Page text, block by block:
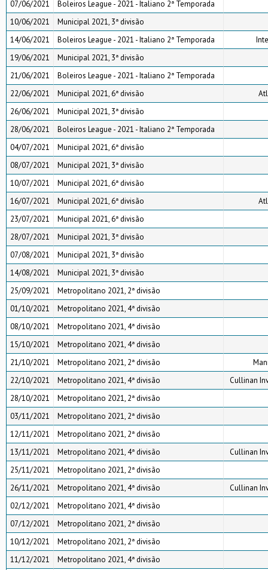
07/06/2021
Boleiros League - 2021 - Italiano 2ª Temporada
10/06/2021
Municipal 2021, 3ª divisão
14/06/2021
Boleiros League - 2021 - Italiano 2ª Temporada
19/06/2021
Municipal 2021, 3ª divisão
21/06/2021
Boleiros League - 2021 - Italiano 2ª Temporada
22/06/2021
Municipal 2021, 6ª divisão
26/06/2021
Municipal 2021, 3ª divisão
28/06/2021
Boleiros League - 2021 - Italiano 2ª Temporada
04/07/2021
Municipal 2021, 6ª divisão
08/07/2021
Municipal 2021, 3ª divisão
10/07/2021
Municipal 2021, 6ª divisão
16/07/2021
Municipal 2021, 6ª divisão
23/07/2021
Municipal 2021, 6ª divisão
28/07/2021
Municipal 2021, 3ª divisão
07/08/2021
Municipal 2021, 3ª divisão
14/08/2021
Municipal 2021, 3ª divisão
25/09/2021
Metropolitano 2021, 2ª divisão
01/10/2021
Metropolitano 2021, 4ª divisão
08/10/2021
Metropolitano 2021, 4ª divisão
15/10/2021
Metropolitano 2021, 4ª divisão
21/10/2021
Metropolitano 2021, 2ª divisão
22/10/2021
Metropolitano 2021, 4ª divisão
Cullinan
28/10/2021
Metropolitano 2021, 2ª divisão
03/11/2021
Metropolitano 2021, 2ª divisão
12/11/2021
Metropolitano 2021, 2ª divisão
13/11/2021
Metropolitano 2021, 4ª divisão
Cullinan
25/11/2021
Metropolitano 2021, 2ª divisão
26/11/2021
Metropolitano 2021, 4ª divisão
Cullinan
02/12/2021
Metropolitano 2021, 4ª divisão
07/12/2021
Metropolitano 2021, 2ª divisão
10/12/2021
Metropolitano 2021, 2ª divisão
11/12/2021
Metropolitano 2021, 4ª divisão